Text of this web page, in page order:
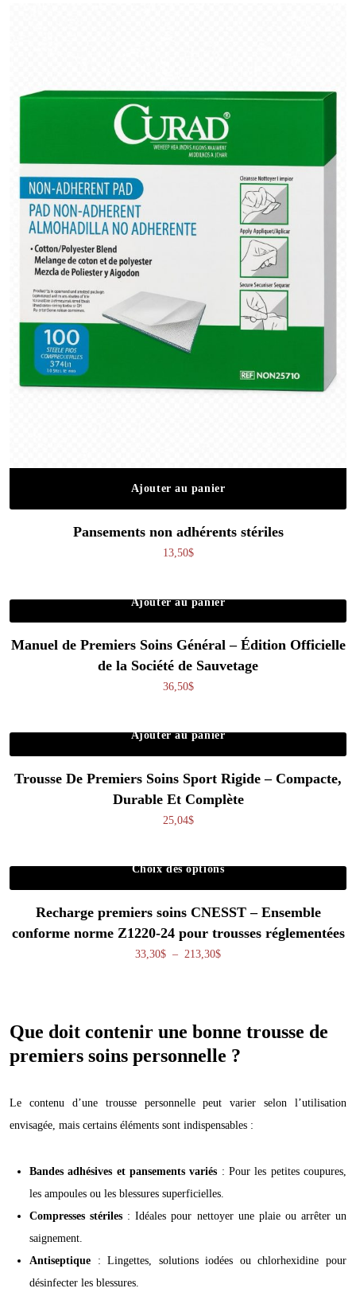
Ajouter au panier
Pansements non adhérents stériles
13,50$
Ajouter au panier
Manuel de Premiers Soins Général – Édition Officielle
de la Société de Sauvetage
36,50$
Ajouter au panier
Trousse De Premiers Soins Sport Rigide – Compacte,
Durable Et Complète
25,04$
Choix des options
Recharge premiers soins CNESST – Ensemble
conforme norme Z1220-24 pour trousses réglementées
33,30$ – 213,30$Plage de prix : 33,30$ à
Que doit contenir une bonne trousse de
premiers soins personnelle ?
Le contenu d’une trousse personnelle peut varier selon l’utilisation
envisagée, mais certains éléments sont indispensables :
Bandes adhésives et pansements variés : Pour les petites coupures,
les ampoules ou les blessures superficielles.
Compresses stériles : Idéales pour nettoyer une plaie ou arrêter un
saignement.
Antiseptique : Lingettes, solutions iodées ou chlorhexidine pour
désinfecter les blessures.